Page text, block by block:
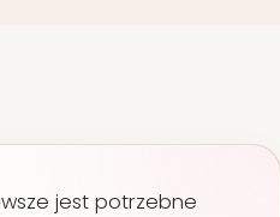
jest potrzebne